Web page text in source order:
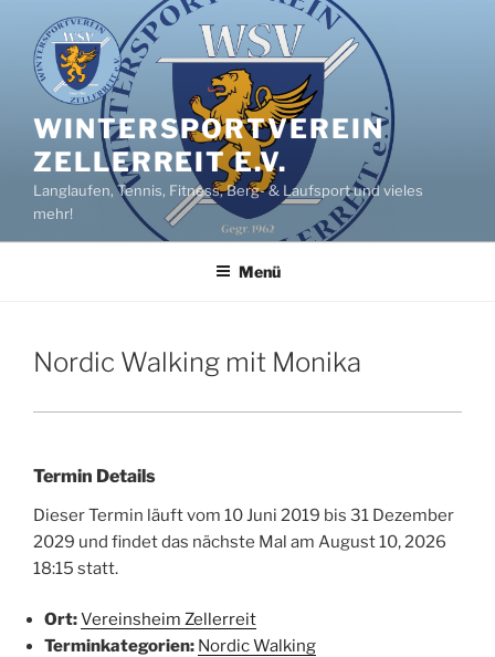
Inhalt
springen
WINTERSPORTVEREIN
ZELLERREIT E.V.
Langlaufen, Tennis, Fitness, Berg- & Laufsport und vieles
mehr!
Menü
Nordic Walking mit Monika
Termin Details
Dieser Termin läuft vom 10 Juni 2019 bis 31 Dezember
2029 und findet das nächste Mal am August 10, 2026
18:15 statt.
Ort:Vereinsheim Zellerreit
Terminkategorien: Nordic Walking